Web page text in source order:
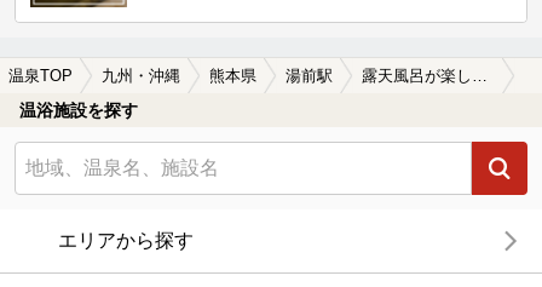
温泉TOP 九州・沖縄 熊本県 湯前駅
温浴施設を探す
エリアから探す